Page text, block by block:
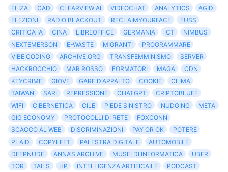
ELIZA
CAD CLEARVIEW AI VIDEOCHAT ANALYTICS
AGID
ELEZIONI
RADIO BLACKOUT RECLAIMYOURFACE
FUSS
CRITICA IA
CINA LIBREOFFICE GERMANIA ICT
NIMBUS
NEXTEMERSON
E-WASTE MIGRANTI
PROGRAMMARE
VIBE CODING
ARCHIVE.ORG TRANSFEMMINISMO
SERVER
HACKROCCHIO
MAR ROSSO FORMATORI MAGA
CDN
KEYCRIME
GIOVE GARE D'APPALTO COOKIE
CLIMA
TAIWAN
SARI REPRESSIONE CHATGPT
CRIPTOBLUFF
WIFI
CIBERNETICA CILE PIEDE SINISTRO NUDGING
META
GIG ECONOMY
PROTOCOLLI DI RETE
FOXCONN
SCACCO AL WEB
DISCRIMINAZIONI PAY OR OK
POTERE
PLAID
COPYLEFT PALESTRA DIGITALE
AUTOMOBILE
DEEPNUDE
ANNA’S ARCHIVE MUSEI DI INFORMATICA
UBER
TOR
TAILS HP INTELLIGENZA ARTIFICAILE
PODCAST